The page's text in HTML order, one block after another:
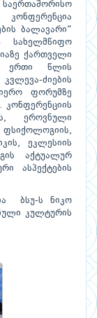
ბალავარი“
სახელმწიფო
ქართველი
ერთი წლის
ძიების
ფორუმზე
კონფერენციის
ეროვნული
ფსიქოლოგიის,
ეკლესიის
აქტუალურ
ასპექტების
ბსუ-ს ნიკო
კულტურის